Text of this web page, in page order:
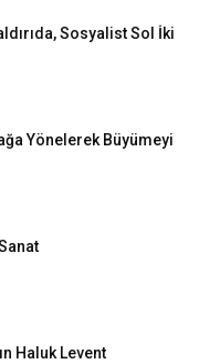
Sosyalist Sol İki
Yönelerek Büyümeyi
Haluk Levent